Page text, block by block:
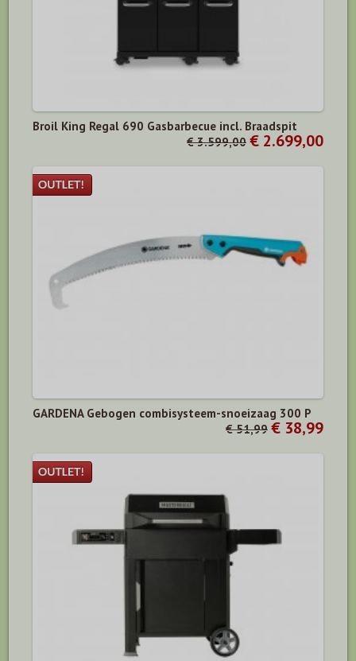
Broil King Regal 690 Gasbarbecue incl. Braadspit
€ 3.599,00 € 2.699,00
GARDENA Gebogen combisysteem-snoeizaag 300 P
€ 51,99 € 38,99